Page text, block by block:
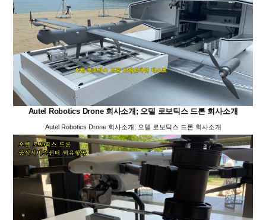
Autel Robotics Drone 회사소개; 오텔 로보틱스 드론 회사소개
Autel Robotics Drone 회사소개; 오텔 로보틱스 드론 회사소개